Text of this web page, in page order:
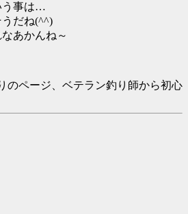
う事は…
だね(^^)
あかんね～
のページ、ベテラン釣り師から初心